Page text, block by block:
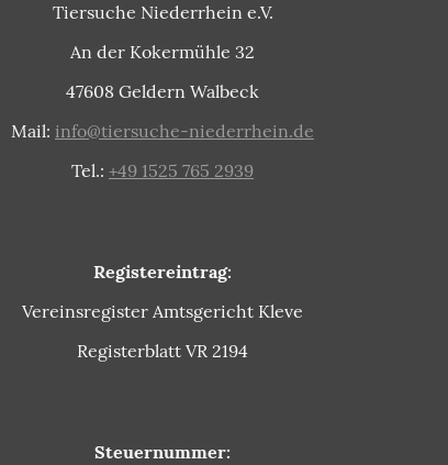
Tiersuche Niederrhein e.V.
An der Kokermühle 32
47608 Geldern Walbeck
Mail: info@tiersuche-niederrhein.de
Tel.: +49 1525 765 2939
Registereintrag:
Vereinsregister Amtsgericht Kleve
Registerblatt VR 2194
Steuernummer: